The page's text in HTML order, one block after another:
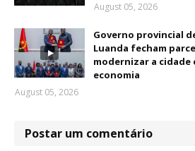
August 05, 2026
Governo provincial
Luanda fecham
modernizar a cidade
economia
August 05, 2026
Postar um comentário